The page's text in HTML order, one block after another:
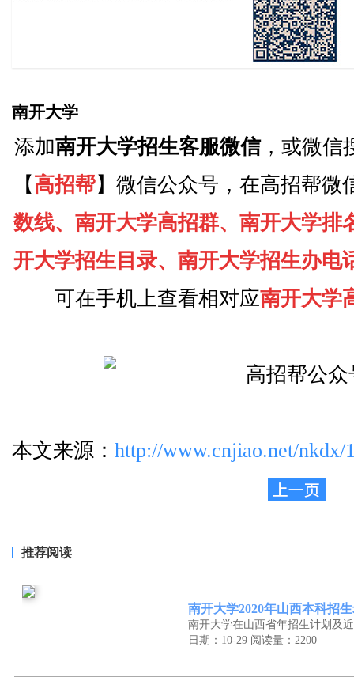
南开大学
添加南开大学招生客服微信，或微信
【 高招帮】微信公众号，在高招帮微
数线、南开大学高招群、南开大学排
开大学招生目录、南开大学招生办电
可在手机上查看相对应南开大学
本文来源： http://www.cnjiao.net/nkdx/
推荐阅读
南开大学2020年山西本科招
南开大学在山西省年招生计划及
日期：10-29 阅读量：2200